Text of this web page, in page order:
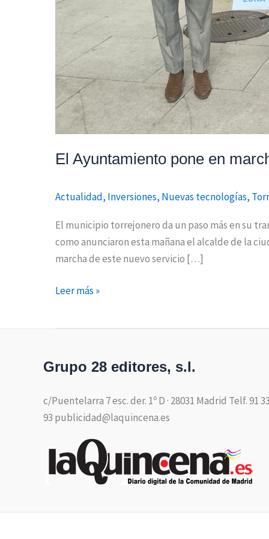
El Ayuntamiento pone en
Actualidad, Inversiones, Nuevas tecnologías,
El municipio torrejonero da un paso más en su
como anunciaron esta mañana el alcalde de la
marcha de este nuevo servicio […]
Leer más »
Grupo 28 editores, s.l.
c/Puentelarra 7 esc. der. 1º D · 28031 Madrid Telf. 91
93 publicidad@laquincena.es